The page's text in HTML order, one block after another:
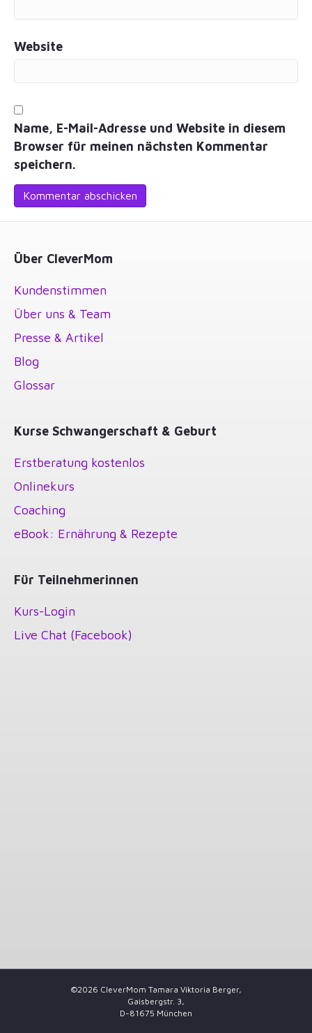
Website
Name, E-Mail-Adresse und Website in diesem
Browser für meinen nächsten Kommentar
speichern.
Über CleverMom
Kundenstimmen
Über uns & Team
Presse & Artikel
Blog
Glossar
Kurse Schwangerschaft & Geburt
Erstberatung kostenlos
Onlinekurs
Coaching
eBook: Ernährung & Rezepte
Für Teilnehmerinnen
Kurs-Login
Live Chat (Facebook)
©2026 CleverMom Tamara Viktoria Berger,
Gaisbergstr. 3,
D-81675 München